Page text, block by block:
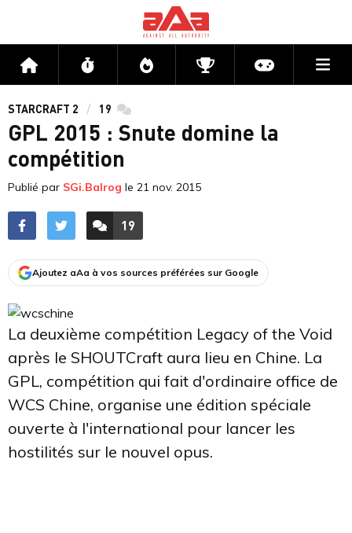
Accueil Flux Directs CompétitionsActu jeux
STARCRAFT 2 19 commentaires
GPL 2015 : Snute domine la
compétition
Publié par SGi.Balrog le 21 nov. 2015
ACCÉDER AUX
19
COMMENTAIRES
Ajoutez aAa à vos sources préférées sur Google
La deuxième compétition Legacy of the Void
après le SHOUTCraft aura lieu en Chine. La
GPL, compétition qui fait d'ordinaire office de
WCS Chine, organise une édition spéciale
ouverte à l'international pour lancer les
hostilités sur le nouvel opus.